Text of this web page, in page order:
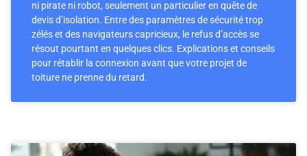
ni pirate ni robot, seulement un particulier en quête de
devis d’isolation. Entre des paramètres de sécurité trop
zélés et des navigateurs capricieux, le refus d’accès se
résout pourtant en quelques clics. Explications et conseils
pour rétablir la connexion avant que votre projet de
toiture ne prenne du retard.